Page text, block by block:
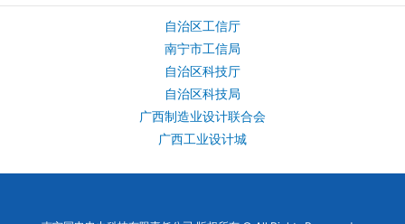
自治区工信厅
南宁市工信局
自治区科技厅
自治区科技局
广西制造业设计联合会
广西工业设计城